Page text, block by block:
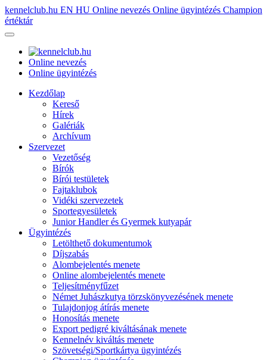
kennelclub.hu EN HU Online nevezés Online ügyintézés Champion
értéktár
Online nevezés
Online ügyintézés
Kezdőlap
Kereső
Hírek
Galériák
Archívum
Szervezet
Vezetőség
Bírók
Bírói testületek
Fajtaklubok
Vidéki szervezetek
Sportegyesületek
Junior Handler és Gyermek kutyapár
Ügyintézés
Letölthető dokumentumok
Díjszabás
Alombejelentés menete
Online alombejelentés menete
Teljesítményfűzet
Német Juhászkutya törzskönyvezésének menete
Tulajdonjog átírás menete
Honosítás menete
Export pedigré kiváltásának menete
Kennelnév kiváltás menete
Szövetségi/Sportkártya ügyintézés